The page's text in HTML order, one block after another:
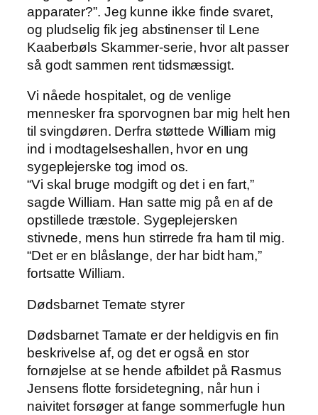
apparater?”. Jeg kunne ikke finde svaret,
og pludselig fik jeg abstinenser til Lene
Kaaberbøls Skammer-serie, hvor alt passer
så godt sammen rent tidsmæssigt.
Vi nåede hospitalet, og de venlige
mennesker fra sporvognen bar mig helt hen
til svingdøren. Derfra støttede William mig
ind i modtagelseshallen, hvor en ung
sygeplejerske tog imod os.
“Vi skal bruge modgift og det i en fart,”
sagde William. Han satte mig på en af de
opstillede træstole. Sygeplejersken
stivnede, mens hun stirrede fra ham til mig.
“Det er en blåslange, der har bidt ham,”
fortsatte William.
Dødsbarnet Temate styrer
Dødsbarnet Tamate er der heldigvis en fin
beskrivelse af, og det er også en stor
fornøjelse at se hende afbildet på Rasmus
Jensens flotte forsidetegning, når hun i
naivitet forsøger at fange sommerfugle hun